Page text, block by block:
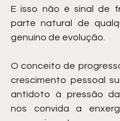
E isso não é sinal de
parte natural de
genuíno de evolução.
O conceito de
crescimento pessoal
antídoto à pressão
nos convida a